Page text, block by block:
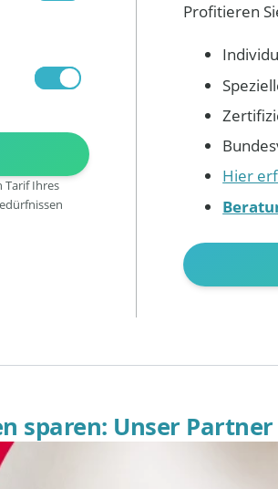
Tarif Ihres
Profitieren
Hier
sparen: Unser Partner